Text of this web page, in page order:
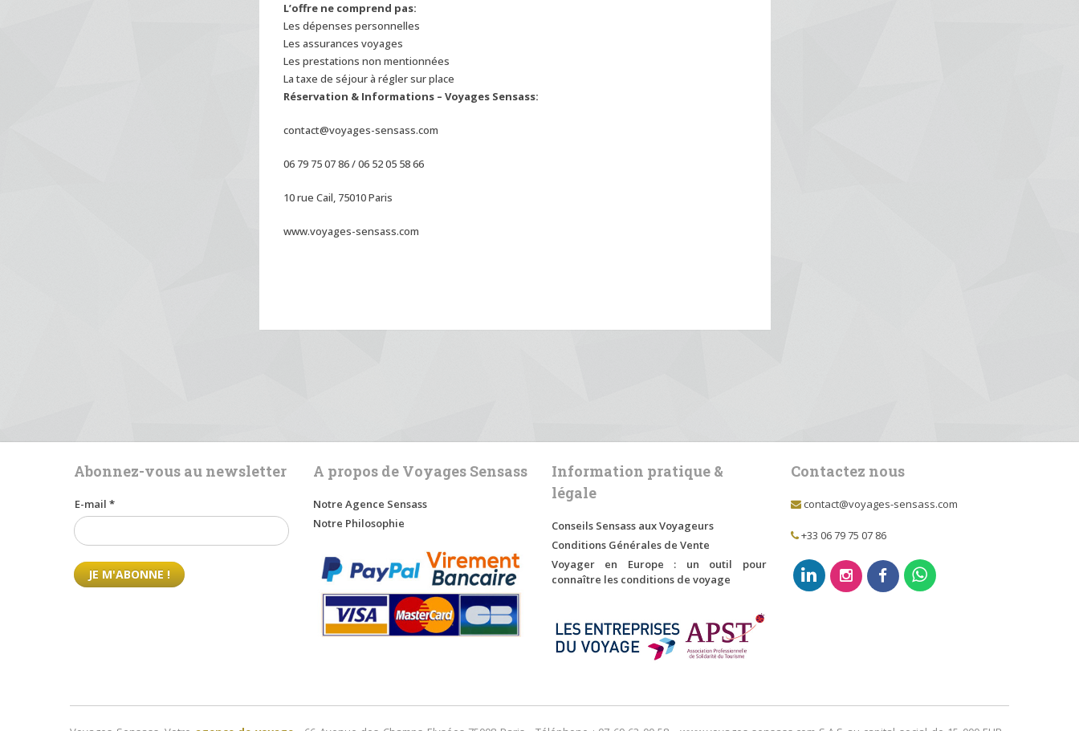
L’offre ne comprend pas:
Les dépenses personnelles
Les assurances voyages
Les prestations non mentionnées
La taxe de séjour à régler sur place
Réservation & Informations – Voyages Sensass:
contact@voyages-sensass.com
06 79 75 07 86 / 06 52 05 58 66
10 rue Cail, 75010 Paris
www.voyages-sensass.com
Abonnez-vous au newsletter
E-mail *
A propos de Voyages Sensass
Notre Agence Sensass
Notre Philosophie
Information pratique &
légale
Conseils Sensass aux Voyageurs
Conditions Générales de Vente
Voyager en Europe : un outil pour
connaître les conditions de voyage
Contactez nous
contact@voyages-sensass.com
+33 06 79 75 07 86